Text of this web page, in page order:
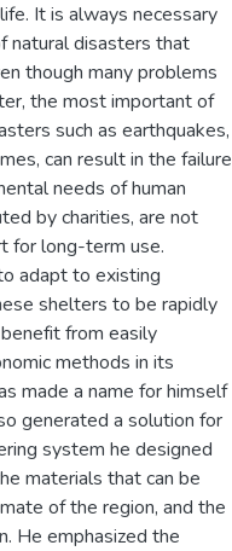
It is always necessary
natural disasters that
though many problems
the most important of
such as earthquakes,
can result in the failure
needs of human
by charities, are not
for long-term use.
adapt to existing
shelters to be rapidly
from easily
methods in its
made a name for himself
generated a solution for
system he designed
materials that can be
of the region, and the
He emphasized the